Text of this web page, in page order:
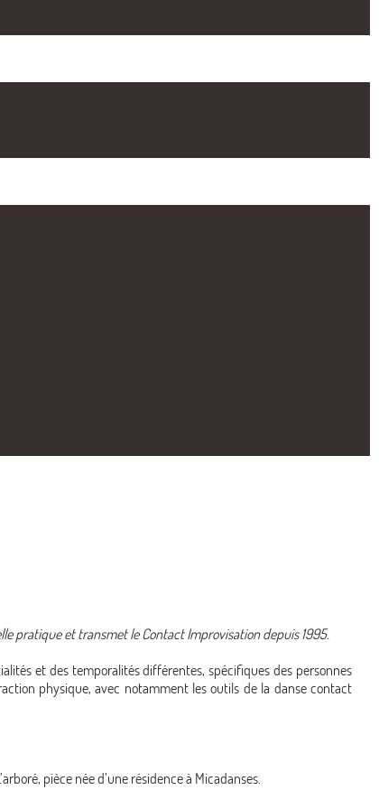
pratique et transmet le Contact Improvisation depuis 1995.
et des temporalités différentes, spécifiques des personnes
physique, avec notamment les outils de la danse contact
pièce née d’une résidence à Micadanses.